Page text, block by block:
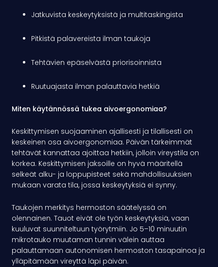
Jatkuvista keskeytyksistä ja multitaskingista
Pitkistä palavereista ilman taukoja
Tehtävien epäselvästä priorisoinnista
Ruutuajasta ilman palauttavia hetkiä
Miten käytännössä tukea aivoergonomiaa?
Keskittymisen suojaaminen ajallisesti ja tilallisesti on
keskeinen osa aivoergonomiaa. Päivän tärkeimmät
tehtävät kannattaa ajoittaa hetkiin, jolloin vireystila on
korkea. Keskittymisen jaksoille on hyvä määritellä
selkeät alku- ja loppupisteet sekä mahdollisuuksien
mukaan varata tila, jossa keskeytyksiä ei synny.
Taukojen merkitys hermoston säätelyssä on
olennainen. Tauot eivät ole työn keskeytyksiä, vaan
kuuluvat suunniteltuun työrytmiin. Jo 5–10 minuutin
mikrotauko muutaman tunnin välein auttaa
palauttamaan autonomisen hermoston tasapainoa ja
ylläpitämään vireyttä läpi päivän.